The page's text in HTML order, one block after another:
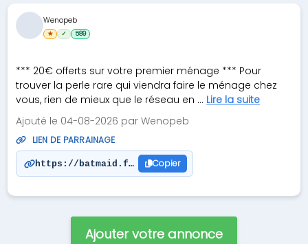
*** 20€ offerts sur votre premier ménage *** Pour
trouver la perle rare qui viendra faire le ménage chez
vous, rien de mieux que le réseau en ... Lire la suite
Ajouté le 04-08-2026 par Wenopeb
LIEN DE PARRAINAGE
https://batmaid.fr/fr/sponsor/dRY1HU
Copier
Wenopeb
★ ✓ 589
Ajouter votre annonce